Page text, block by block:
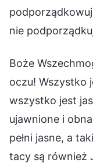
nie
Boże
oczu! Wszystko
wszystko jest
ujawnione i
pełni jasne, a
tacy są również